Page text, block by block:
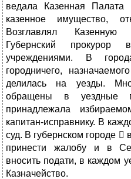
ведала Казенная
казенное имущество,
Возглавлял Казенную
Губернский прокурор
учреждениями. В
городничего,
делилась на уезды.
обращены в уездные
принадлежала
капитан-исправнику. В
суд. В губернском городе
принести жалобу и в
вносить подати, в каждом
Казначейство.